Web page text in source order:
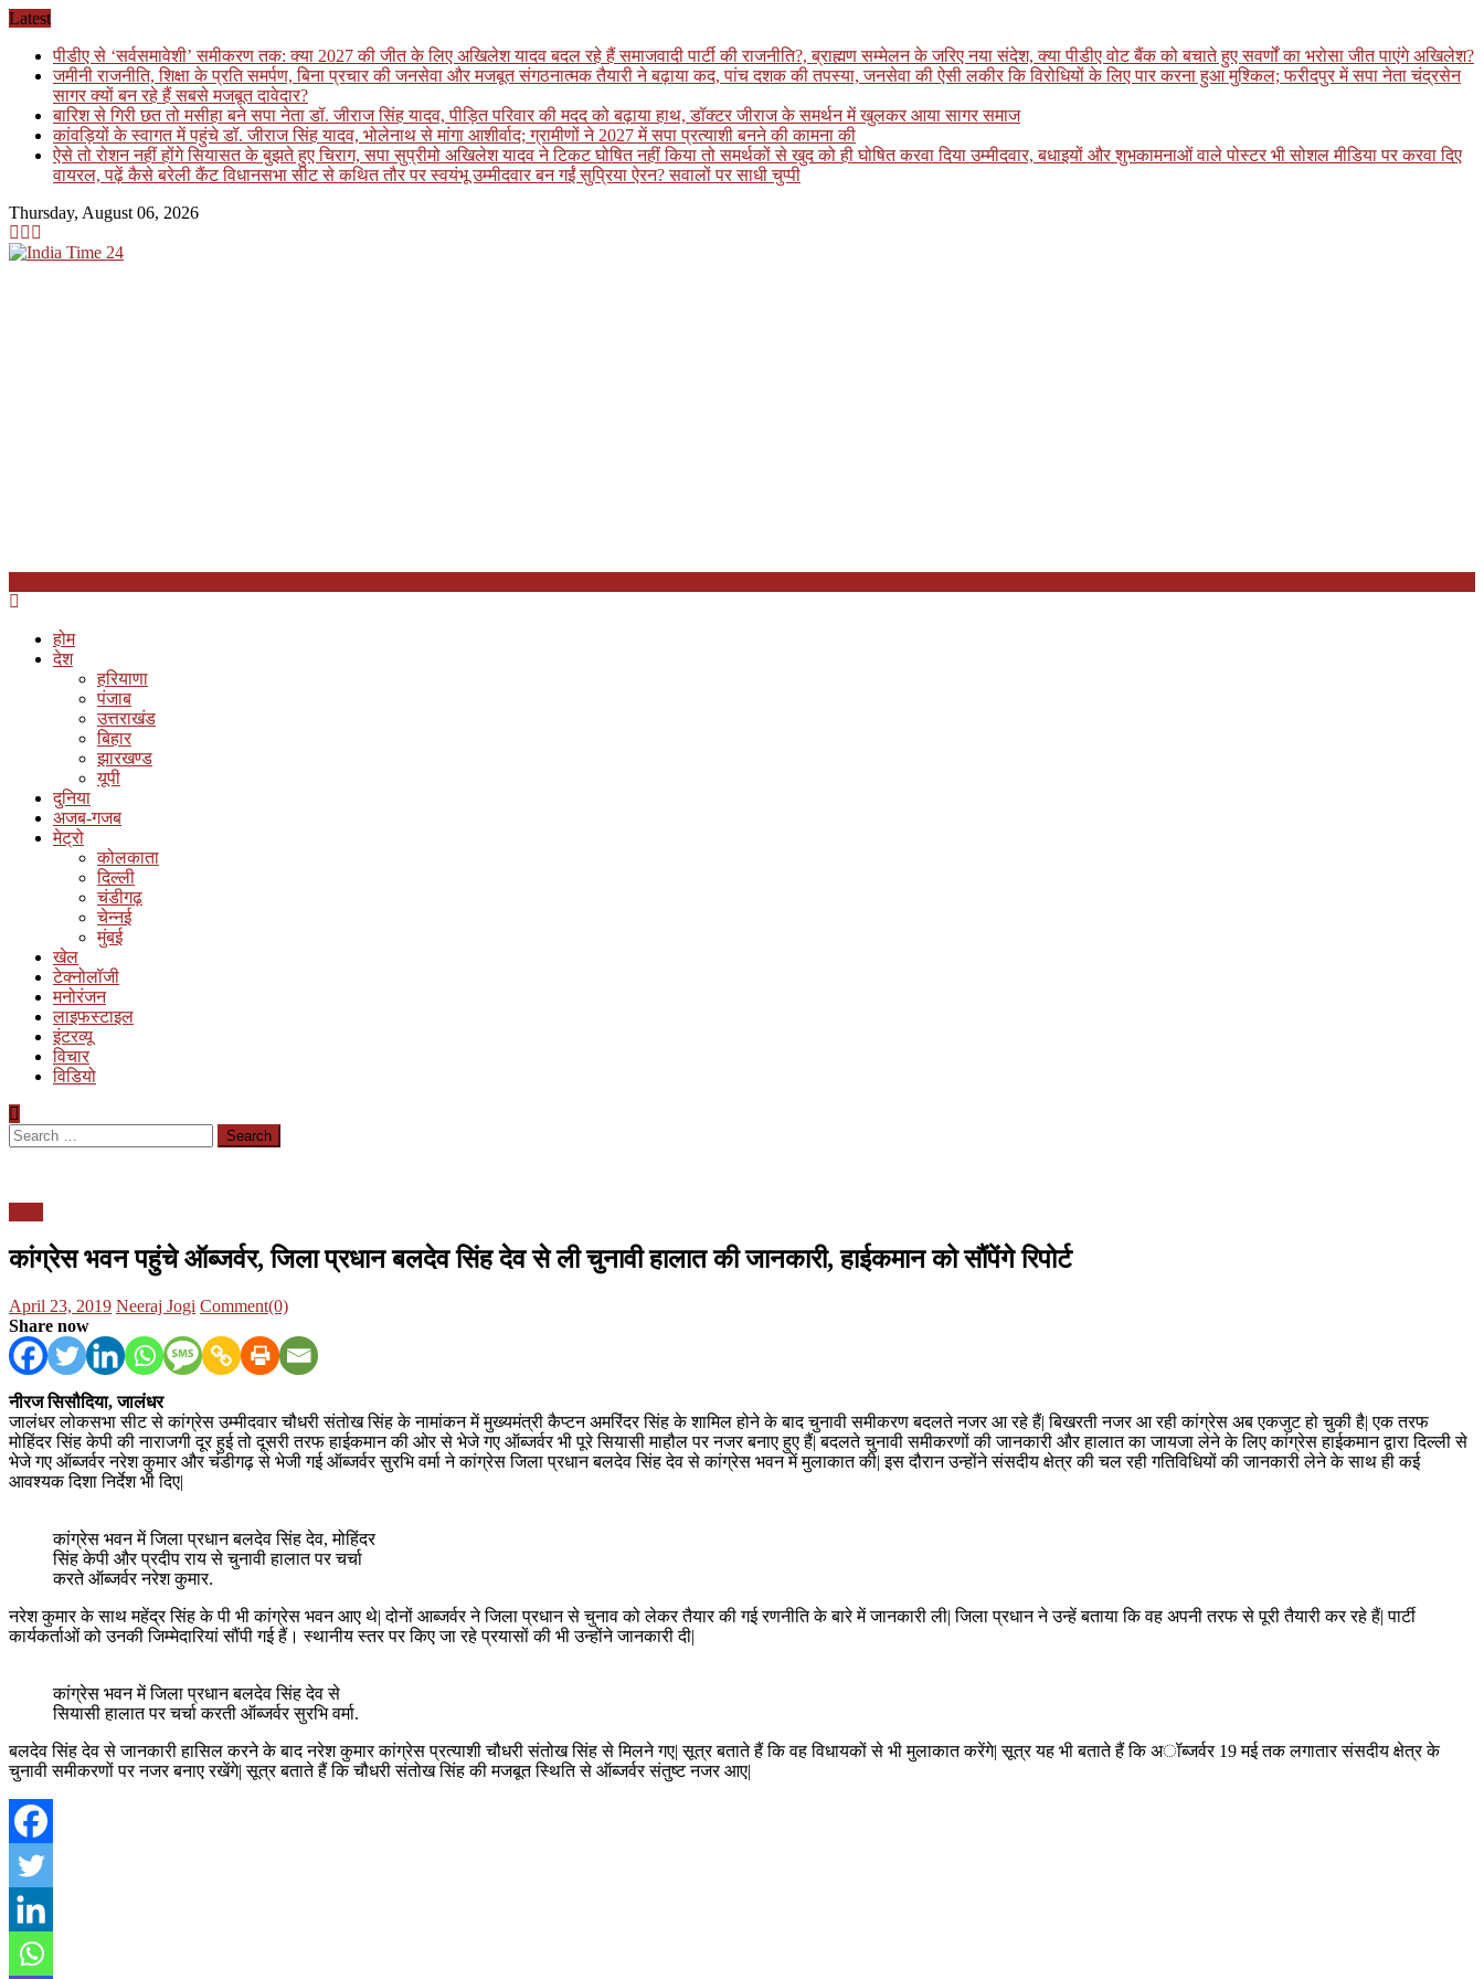
Skip
content
Latest
पीडीए से ‘सर्वसमावेशी’ समीकरण तक: क्या 2027 की जीत के लिए अखिलेश यादव बदल रहे हैं समाजवादी पार्टी की राजनीति?, ब्राह्मण सम्मेलन के जरिए नया संदेश, क्या पीडीए वोट बैंक को बचाते हुए सवर्णों का भरोसा जीत पाएंगे अखिलेश?
जमीनी राजनीति, शिक्षा के प्रति समर्पण, बिना प्रचार की जनसेवा और मजबूत संगठनात्मक तैयारी ने बढ़ाया कद, पांच दशक की तपस्या, जनसेवा की ऐसी लकीर कि विरोधियों के लिए पार करना हुआ मुश्किल; फरीदपुर में सपा नेता चंद्रसेन
सागर क्यों बन रहे हैं सबसे मजबूत दावेदार?
बारिश से गिरी छत तो मसीहा बने सपा नेता डॉ. जीराज सिंह यादव, पीड़ित परिवार की मदद को बढ़ाया हाथ, डॉक्टर जीराज के समर्थन में खुलकर आया सागर समाज
कांवड़ियों के स्वागत में पहुंचे डॉ. जीराज सिंह यादव, भोलेनाथ से मांगा आशीर्वाद; ग्रामीणों ने 2027 में सपा प्रत्याशी बनने की कामना की
ऐसे तो रोशन नहीं होंगे सियासत के बुझते हुए चिराग, सपा सुप्रीमो अखिलेश यादव ने टिकट घोषित नहीं किया तो समर्थकों से खुद को ही घोषित करवा दिया उम्मीदवार, बधाइयों और शुभकामनाओं वाले पोस्टर भी सोशल मीडिया पर करवा दिए
वायरल, पढ़ें कैसे बरेली कैंट विधानसभा सीट से कथित तौर पर स्वयंभू उम्मीदवार बन गईं सुप्रिया ऐरन? सवालों पर साधी चुप्पी
Thursday, August 06, 2026
होम
देश
हरियाणा
पंजाब
उत्तराखंड
बिहार
झारखण्ड
यूपी
दुनिया
अजब-गजब
मेट्रो
कोलकाता
दिल्ली
चंडीगढ़
चेन्नई
मुंबई
खेल
टेक्नोलॉजी
मनोरंजन
लाइफस्टाइल
इंटरव्यू
विचार
विडियो
Search
for:
कांग्रेस भवन पहुंचे ऑब्जर्वर, जिला प्रधान बलदेव सिंह देव से ली चुनावी हालात की जानकारी, हाईकमान को सौंपेंगे रिपोर्ट
Posted
on
April 23, 2019 Author
Neeraj Jogi Comment(0)
Share now
नीरज सिसौदिया, जालंधर
जालंधर लोकसभा सीट से कांग्रेस उम्मीदवार चौधरी संतोख सिंह के नामांकन में मुख्यमंत्री कैप्टन अमरिंदर सिंह के शामिल होने के बाद चुनावी समीकरण बदलते नजर आ रहे हैं| बिखरती नजर आ रही कांग्रेस अब एकजुट हो चुकी है| एक तरफ
मोहिंदर सिंह केपी की नाराजगी दूर हुई तो दूसरी तरफ हाईकमान की ओर से भेजे गए ऑब्जर्वर भी पूरे सियासी माहौल पर नजर बनाए हुए हैं| बदलते चुनावी समीकरणों की जानकारी और हालात का जायजा लेने के लिए कांग्रेस हाईकमान द्वारा दिल्ली से
भेजे गए ऑब्जर्वर नरेश कुमार और चंडीगढ़ से भेजी गई ऑब्जर्वर सुरभि वर्मा ने कांग्रेस जिला प्रधान बलदेव सिंह देव से कांग्रेस भवन में मुलाकात की| इस दौरान उन्होंने संसदीय क्षेत्र की चल रही गतिविधियों की जानकारी लेने के साथ ही कई
आवश्यक दिशा निर्देश भी दिए|
कांग्रेस भवन में जिला प्रधान बलदेव सिंह देव, मोहिंदर
सिंह केपी और प्रदीप राय से चुनावी हालात पर चर्चा
करते ऑब्जर्वर नरेश कुमार.
नरेश कुमार के साथ महेंद्र सिंह के पी भी कांग्रेस भवन आए थे| दोनों आब्जर्वर ने जिला प्रधान से चुनाव को लेकर तैयार की गई रणनीति के बारे में जानकारी ली| जिला प्रधान ने उन्हें बताया कि वह अपनी तरफ से पूरी तैयारी कर रहे हैं| पार्टी
कार्यकर्ताओं को उनकी जिम्मेदारियां सौंपी गई हैं। स्थानीय स्तर पर किए जा रहे प्रयासों की भी उन्होंने जानकारी दी|
कांग्रेस भवन में जिला प्रधान बलदेव सिंह देव से
सियासी हालात पर चर्चा करती ऑब्जर्वर सुरभि वर्मा.
बलदेव सिंह देव से जानकारी हासिल करने के बाद नरेश कुमार कांग्रेस प्रत्याशी चौधरी संतोख सिंह से मिलने गए| सूत्र बताते हैं कि वह विधायकों से भी मुलाकात करेंगे| सूत्र यह भी बताते हैं कि अॉब्जर्वर 19 मई तक लगातार संसदीय क्षेत्र के
चुनावी समीकरणों पर नजर बनाए रखेंगे| सूत्र बताते हैं कि चौधरी संतोख सिंह की मजबूत स्थिति से ऑब्जर्वर संतुष्ट नजर आए|